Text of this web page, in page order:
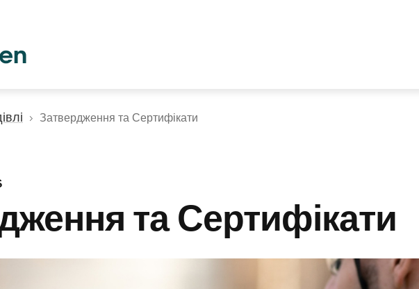
Затвердження та Сертифікати
та Сертифікати